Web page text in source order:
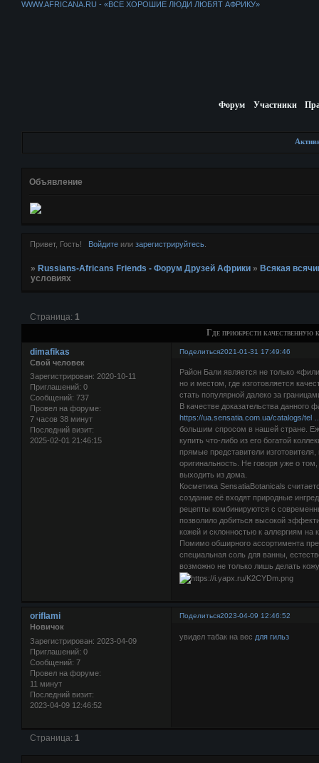
WWW.AFRICANA.RU - «ВСЕ ХОРОШИЕ ЛЮДИ ЛЮБЯТ АФРИКУ»
Форум Участники
Объявление
Привет, Гость! Войдитеили зарегистрируйтесь.
» Russians-Africans Friends - Форум Друзей Африки » Всякая
условиях
Где приобрести
Страница: 1
Поделиться2021-01-31 17:49:46
dimafikas
Свой человек
Зарегистрирован: 2020-10-11
Приглашений: 0
Сообщений: 737
Провел на форуме:
7 часов 38 минут
Последний визит:
2025-02-01 21:46:15
Район Бали является не только
но и местом, где изготовляется
стать популярной далеко за
В качестве доказательства данного
https://ua.sensatia.com.ua/catalogs/tel
большим спросом в нашей стране.
купить что-либо из его богатой
прямые представители
оригинальность. Не говоря уже о
выходить из дома.
Косметика SensatiaBotanicals
создание её входят природные
рецепты комбинируются с
позволило добиться высокой
кожей и склонностью к аллергиям на
Помимо обширного ассортимента
специальная соль для ванны,
возможно не только лишь делать
Поделиться2023-04-09 12:46:52
oriflami
Новичок
Зарегистрирован: 2023-04-09
Приглашений: 0
Сообщений: 7
Провел на форуме:
11 минут
Последний визит:
2023-04-09 12:46:52
увидел табак на вес для гильз
Страница: 1